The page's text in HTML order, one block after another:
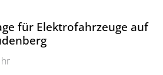
für Elektrofahrzeuge auf